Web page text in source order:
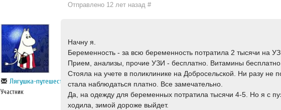
Отправлено 12 лет назад#
Лягушка-путешественница
Участник
Начну я.
Беременность - за всю беременность потратила 2 тысячи на
Прием, анализы, прочие УЗИ - бесплатно. Витамины
Стояла на учете в поликлинике на Добросельской. Ни разу не
стала наблюдаться платно. Все замечательно.
Да, на одежду для беременных потратила тысячи 4-5. Но я с
ходила, зимой дороже выйдет.